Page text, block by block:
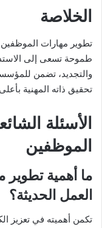
الخلاصة
تطوير مهارات
طموحة تسعى إلى
والتجديد، تضمن
تحقيق ذاته المهنية بأعلى
الأسئلة
الموظفين
ما أهمية تطوير
العمل الحديثة؟
تكمن أهميته في تعزيز